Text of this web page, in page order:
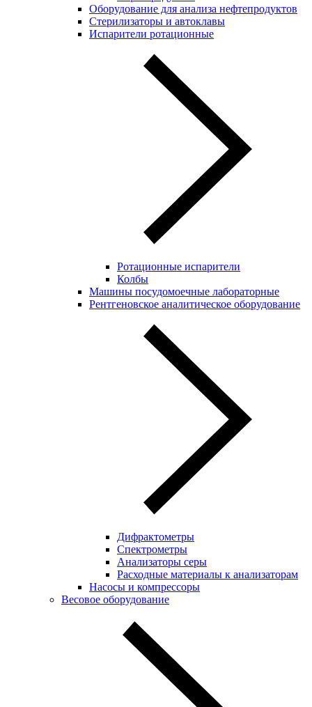
Оборудование для анализа нефтепродуктов
Стерилизаторы и автоклавы
Испарители ротационные
Ротационные испарители
Колбы
Машины посудомоечные лабораторные
Рентгеновское аналитическое оборудование
Дифрактометры
Спектрометры
Анализаторы серы
Расходные материалы к анализаторам
Насосы и компрессоры
Весовое оборудование